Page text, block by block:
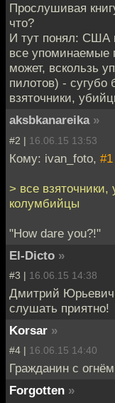
Прослушивая
что?
И тут понял: США
все упоминаемые
может, вскользь
пилотов) -
взяточники,
aksbkanareika »
#2 | 16.06.15 13:53
Кому: ivan_foto, #1
> все
колумбийцы
"How dare you?!"
El-Dicto »
#3 | 16.06.15 14:38
Дмитрий Юрьевич,
слушать приятно!
Korsar »
#4 | 16.06.15 14:40
Гражданин с огнём
Forgotten »